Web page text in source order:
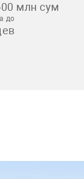
млн сум
до